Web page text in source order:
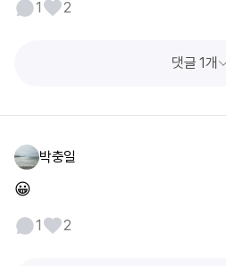
1 2
댓글 1개
박충일
😀
1 2